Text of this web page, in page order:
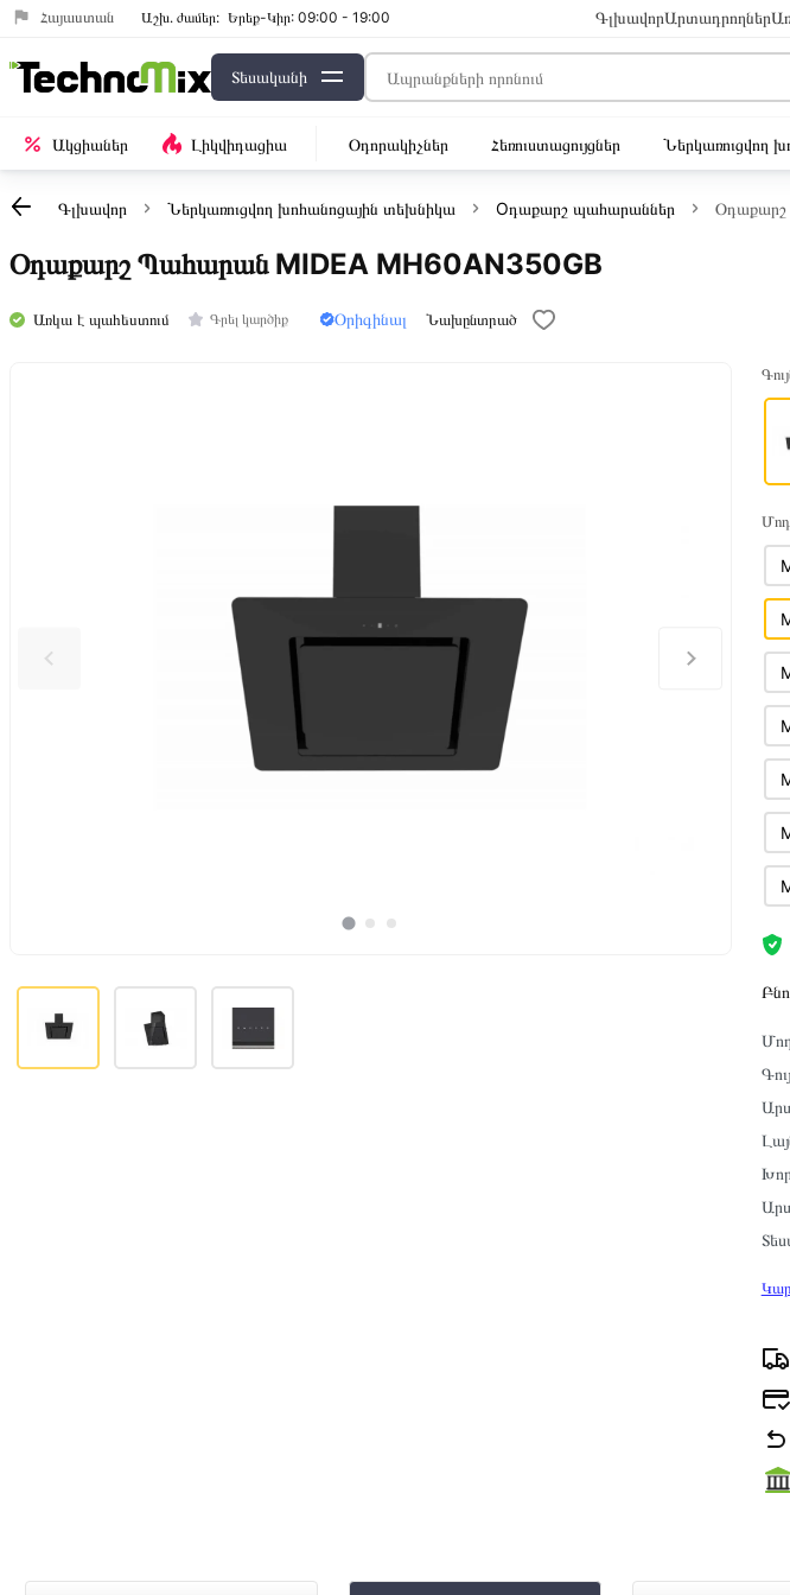
Հայաստան Աշխ․ ժամեր: Երեք-Կիր: 09:00 - 19:00 ԳլխավորԱրտադրողներ
Տեսականի
Ակցիաներ Լիկվիդացիա Օդորակիչներ Հեռուստացույցներ Ներկառուցվող
Գլխավոր Ներկառուցվող խոհանոցային տեխնիկա Oդաքարշ պահարաններ Օդաքարշ
Օդաքարշ Պահարան MIDEA MH60AN350GB
Առկա է պահեստում Գրել կարծիք Օրիգինալ Նախընտրած